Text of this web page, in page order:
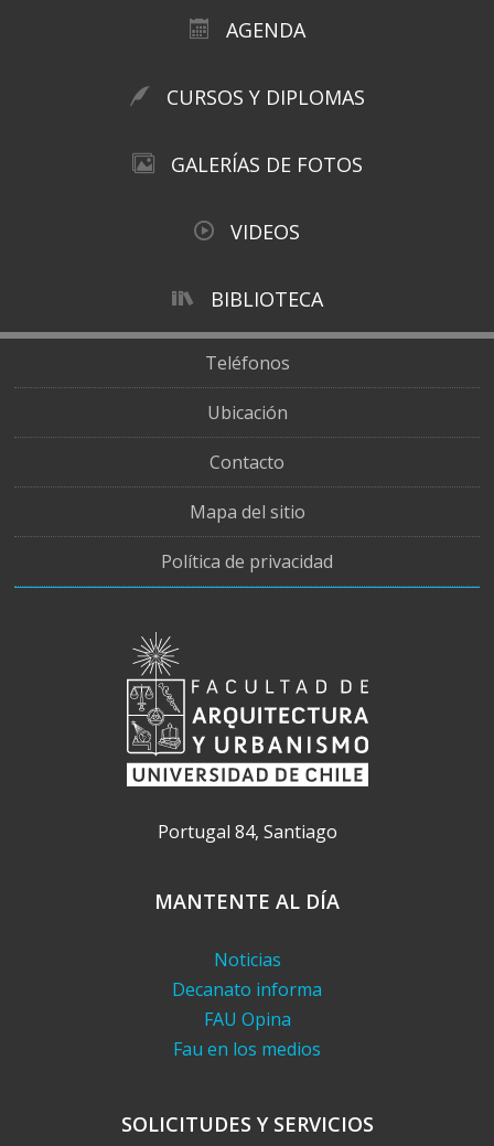
AGENDA
CURSOS Y DIPLOMAS
GALERÍAS DE FOTOS
VIDEOS
BIBLIOTECA
Teléfonos
Ubicación
Contacto
Mapa del sitio
Política de privacidad
Portugal 84, Santiago
MANTENTE AL DÍA
Noticias
Decanato informa
FAU Opina
Fau en los medios
SOLICITUDES Y SERVICIOS